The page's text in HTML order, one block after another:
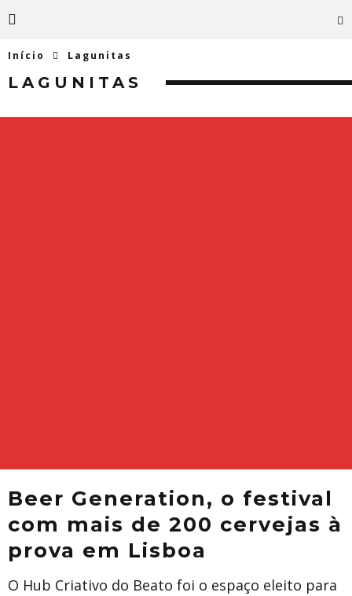
Início Lagunitas
LAGUNITAS
Beer Generation, o festival
com mais de 200 cervejas à
prova em Lisboa
O Hub Criativo do Beato foi o espaço eleito para